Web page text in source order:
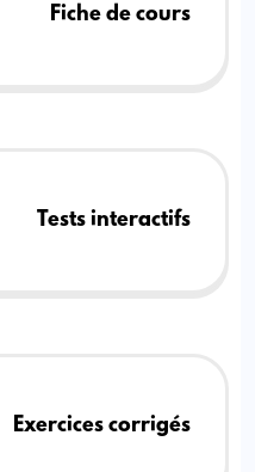
Fiche de cours
Tests interactifs
Exercices corrigés